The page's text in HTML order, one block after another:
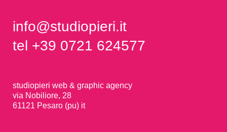
info@studiopieri.it
tel +39 0721 624577
studiopieri web & graphic agency
via Nobiliore, 28
61121 Pesaro (pu) it